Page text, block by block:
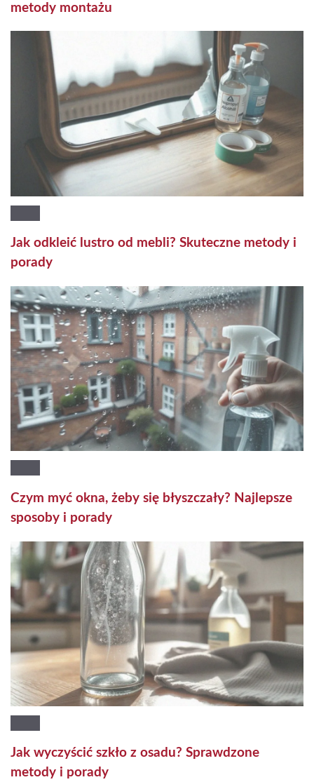
metody montażu
Jak odkleić lustro od mebli? Skuteczne metody i
porady
Czym myć okna, żeby się błyszczały? Najlepsze
sposoby i porady
Jak wyczyścić szkło z osadu? Sprawdzone
metody i porady